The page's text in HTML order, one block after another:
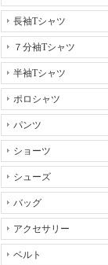
長袖Tシャツ
７分袖Tシャツ
半袖Tシャツ
ポロシャツ
パンツ
ショーツ
シューズ
バッグ
アクセサリー
ベルト